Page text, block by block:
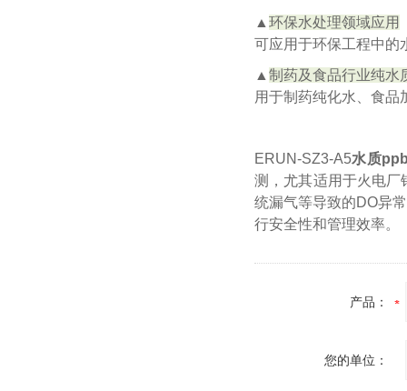
▲ 环保水处理领域应用
可应用于环保工程中的
▲ 制药及食品行业纯水
用于制药纯化水、食
ERUN-SZ3-A5水质
测，尤其适用于火电厂
统漏气等导致的DO异
行安全性和管理效率。
产品：
您的单位：